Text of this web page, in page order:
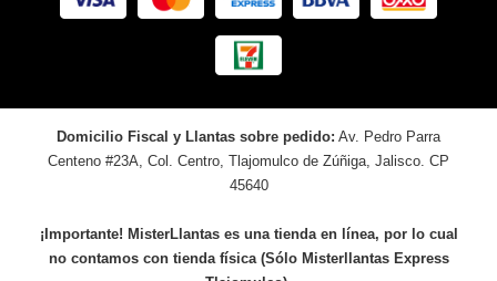
Domicilio Fiscal y Llantas sobre pedido: Av. Pedro Parra
Centeno #23A, Col. Centro, Tlajomulco de Zúñiga, Jalisco. CP
45640
¡Importante! MisterLlantas es una tienda en línea, por lo cual
no contamos con tienda física (Sólo Misterllantas Express